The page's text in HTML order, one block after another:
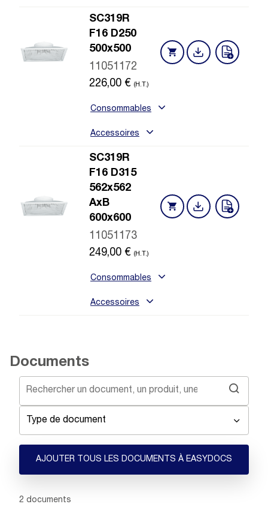
SC319R
F16 D250
500x500
11051172
226,00 € (H.T.)
Consommables
Accessoires
SC319R
F16 D315
562x562
AxB
600x600
11051173
249,00 € (H.T.)
Consommables
Accessoires
Documents
Type de document
AJOUTER TOUS LES DOCUMENTS À EASYDOCS
Showing 1 -2
2 documents